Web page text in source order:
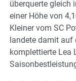
überquerte gleich
einer Höhe von
Kleiner vom SC
landete damit auf
komplettierte Lea